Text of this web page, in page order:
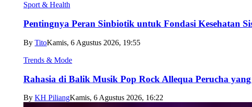
Sport & Health
Pentingnya Peran Sinbiotik untuk Fondasi Kesehatan
By TitoKamis, 6 Agustus 2026, 19:55
Trends & Mode
Rahasia di Balik Musik Pop Rock Allequa Perucha
By KH PiliangKamis, 6 Agustus 2026, 16:22